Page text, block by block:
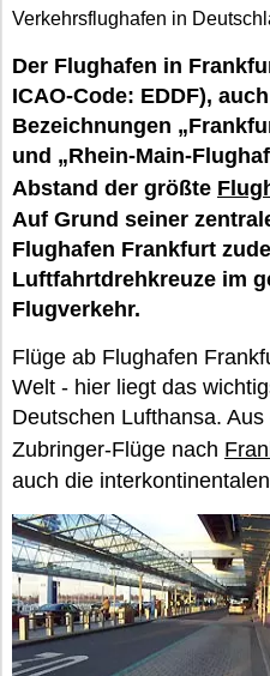
Verkehrsflughafen in
Der Flughafen in
ICAO-Code: EDDF),
Bezeichnungen
und „Rhein-Main-
Abstand der größte
Auf Grund seiner
Flughafen Frankfurt
Luftfahrtdrehkreuze im
Flugverkehr.
Flüge ab Flughafen
Welt - hier liegt das
Deutschen Lufthansa.
Zubringer-Flüge nach
auch die